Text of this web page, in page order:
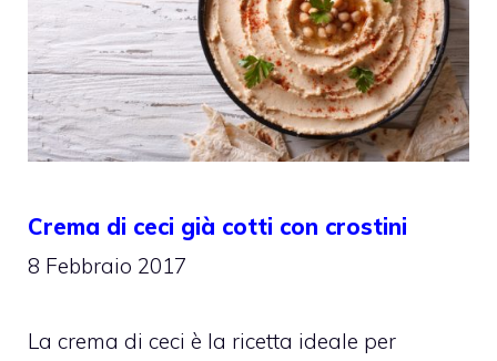
Crema di ceci già cotti con crostini
8 Febbraio 2017
La crema di ceci è la ricetta ideale per